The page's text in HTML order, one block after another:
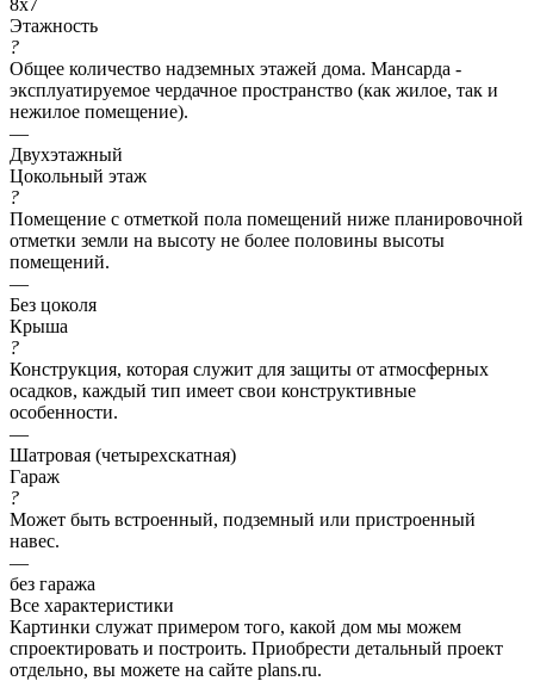
Этажность
?
Общее количество надземных этажей дома. Мансарда -
эксплуатируемое чердачное пространство (как жилое, так и
нежилое помещение).
—
Двухэтажный
Цокольный этаж
?
Помещение с отметкой пола помещений ниже планировочной
отметки земли на высоту не более половины высоты
помещений.
—
Без цоколя
Крыша
?
Конструкция, которая служит для защиты от атмосферных
осадков, каждый тип имеет свои конструктивные
особенности.
—
Шатровая (четырехскатная)
Гараж
?
Может быть встроенный, подземный или пристроенный
навес.
—
без гаража
Все характеристики
Картинки служат примером того, какой дом мы можем
спроектировать и построить. Приобрести детальный проект
отдельно, вы можете на сайте plans.ru.